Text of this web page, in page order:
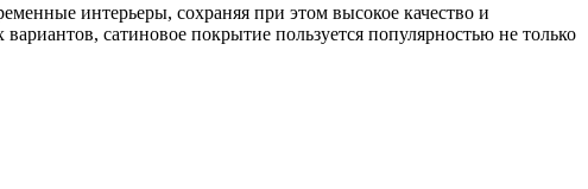
интерьеры, сохраняя при этом высокое качество и
сатиновое покрытие пользуется популярностью не только